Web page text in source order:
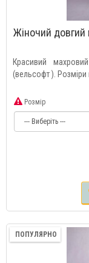
Жіночий довгий
Красивий
(вельсофт ). Розміри
Розмір
ПОПУЛЯРНО